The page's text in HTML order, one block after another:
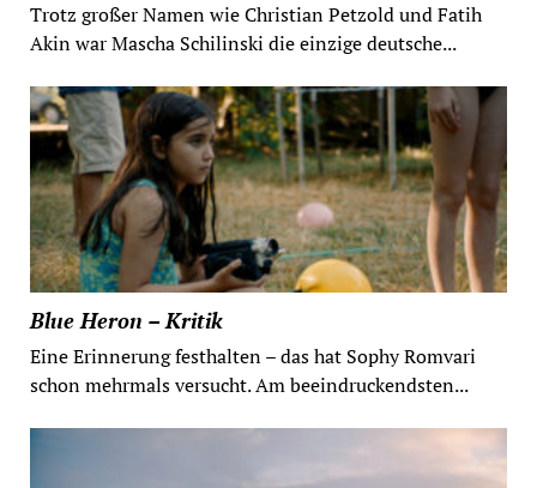
Trotz großer Namen wie Christian Petzold und Fatih
Akin war Mascha Schilinski die einzige deutsche...
Blue Heron – Kritik
Eine Erinnerung festhalten – das hat Sophy Romvari
schon mehrmals versucht. Am beeindruckendsten...